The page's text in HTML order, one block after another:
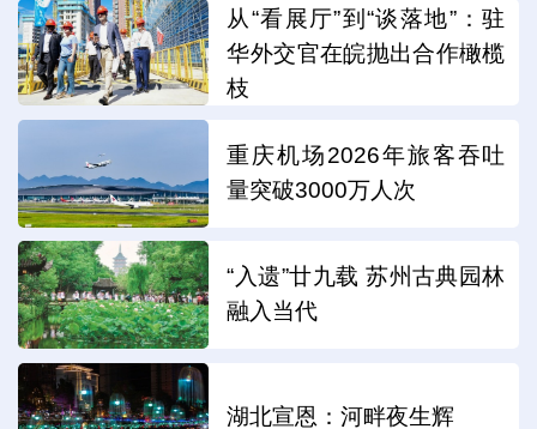
从“看展厅”到“谈落地”：驻
华外交官在皖抛出合作橄榄
枝
重庆机场2026年旅客吞吐
量突破3000万人次
“入遗”廿九载 苏州古典园林
融入当代
湖北宣恩：河畔夜生辉